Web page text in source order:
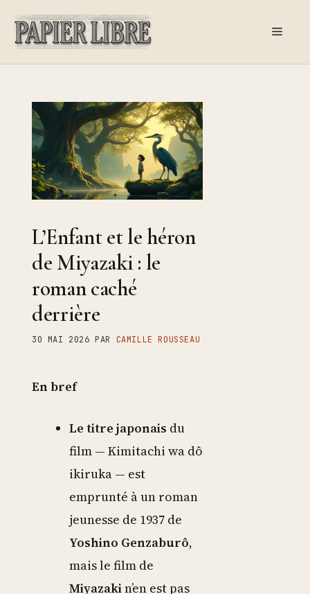
contenu
Menu
L’Enfant et le héron
de Miyazaki : le
roman caché
derrière
30 MAI 2026 PAR CAMILLE ROUSSEAU
En bref
Le titre japonais du
film — Kimitachi wa dô
ikiruka — est
emprunté à un roman
jeunesse de 1937 de
Yoshino Genzaburô,
mais le film de
Miyazakin’en est pas